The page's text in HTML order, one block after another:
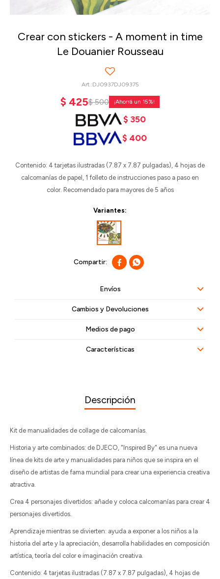
Crear con stickers - A moment in time
Le Douanier Rousseau
DJ0937DJ09375
$ 425$ 500 15
$ 350
$ 400
Contenido: 4 tarjetas ilustradas (7.87 x 7.87 pulgadas), 4 hojas de
calcomanías de papel, 1 folleto de instrucciones paso a paso en
color. Recomendado para mayores de 5 años
Variantes:
 
Envíos
Cambios y Devoluciones
Medios de pago
Características
Descripción
Kit de manualidades de collage de calcomanías.
Historia y arte combinados: de DJECO, "Inspired By" es una nueva
línea de kits de arte y manualidades para niños que se inspira en el
diseño de artistas de fama mundial para crear una experiencia creativa
atractiva.
Crea 4 personajes divertidos: añade y coloca calcomanías para crear 4
personajes divertidos.
Aprendizaje mientras se divierten: ayuda a exponer a los niños a la
historia del arte y la apreciación, desarrolla habilidades en composición
artística, teoría del color e imaginación creativa.
Contenido: 4 tarjetas ilustradas (7.87 x 7.87 pulgadas), 4 hojas de